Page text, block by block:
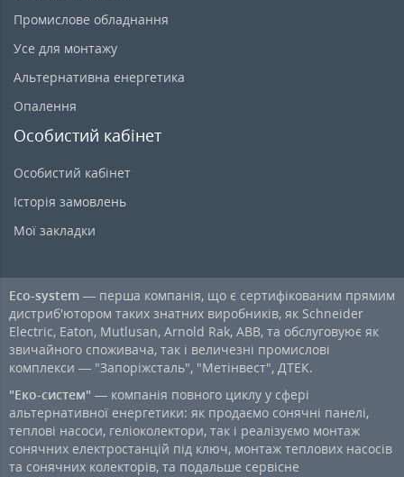
Промислове обладнання
Усе для монтажу
Альтернативна енергетика
Опалення
Особистий кабінет
Особистий кабінет
Історія замовлень
Мої закладки
Eco-system — перша компанія, що є сертифікованим прямим
дистриб'ютором таких знатних виробників, як Schneider
Electric, Eaton, Mutlusan, Arnold Rak, ABB, та обслуговуює як
звичайного споживача, так і величезні промислові
комплекси — "Запоріжсталь", "Метінвест", ДТЕК.
"Еко-систем" — компанія повного циклу у сфері
альтернативної енергетики: як продаємо сонячні панелі,
теплові насоси, геліоколектори, так і реалізуємо монтаж
сонячних електростанцій під ключ, монтаж теплових насосів
та сонячних колекторів, та подальше сервісне